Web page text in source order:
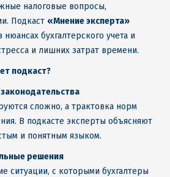
налоговые вопросы,
Подкаст «Мнение эксперта»
бухгалтерского учета и
и лишних затрат времени.
подкаст?
сложно, а трактовка норм
В подкасте эксперты объясняют
и понятным языком.
решения
ситуации, с которыми бухгалтеры